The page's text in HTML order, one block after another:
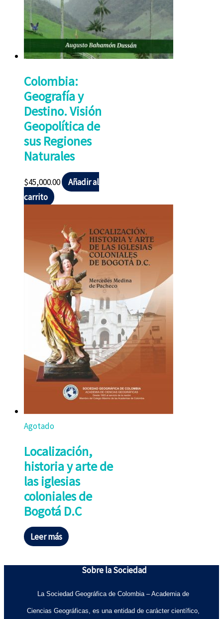
Colombia:
Geografía y
Destino. Visión
Geopolítica de
sus Regiones
Naturales
$45,000.00
Añadir al
carrito
Agotado
Localización,
historia y arte de
las iglesias
coloniales de
Bogotá D.C
Leer más
Sobre la Sociedad
La Sociedad Geográfica de Colombia – Academia de
Ciencias Geográficas, es una entidad de carácter científico,